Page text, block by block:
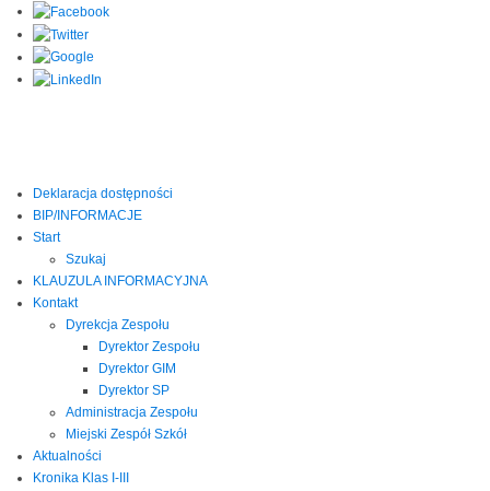
Deklaracja dostępności
BIP/INFORMACJE
Start
Szukaj
KLAUZULA INFORMACYJNA
Kontakt
Dyrekcja Zespołu
Dyrektor Zespołu
Dyrektor GIM
Dyrektor SP
Administracja Zespołu
Miejski Zespół Szkół
Aktualności
Kronika Klas I-III